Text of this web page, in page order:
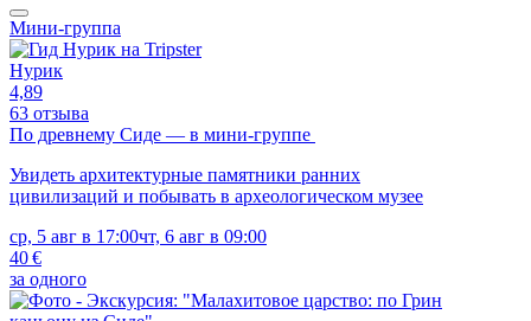
Мини-группа
Нурик
4,89
63 отзыва
По древнему Сиде — в мини-группе
Увидеть архитектурные памятники ранних
цивилизаций и побывать в археологическом музее
ср, 5 авг в 17:00чт, 6 авг в 09:00
40 €
за одного